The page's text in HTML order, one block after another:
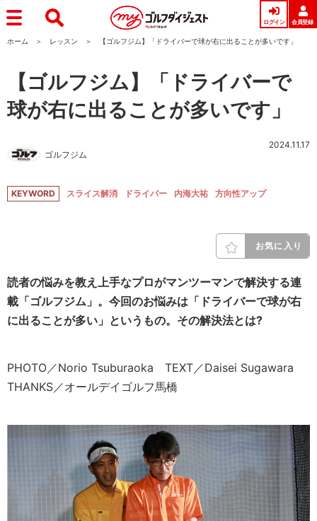
ログイン 会員登録
ホーム レッスン 【ゴルフジム】「ドライバーで球が右に出ることが多いです」
【ゴルフジム】「ドライバーで
球が右に出ることが多いです」
ゴルフジム
2024.11.17
KEYWORD スライス解消 ドライバー 内海大祐 方向性アップ
お気に入り
読者の悩みを教え上手なプロがマンツーマンで解決する連
載「ゴルフジム」。今回のお悩みは「ドライバーで球が右
に出ることが多い」というもの。その解決法とは?
PHOTO／Norio Tsuburaoka TEXT／Daisei Sugawara
THANKS／オールデイゴルフ馬橋